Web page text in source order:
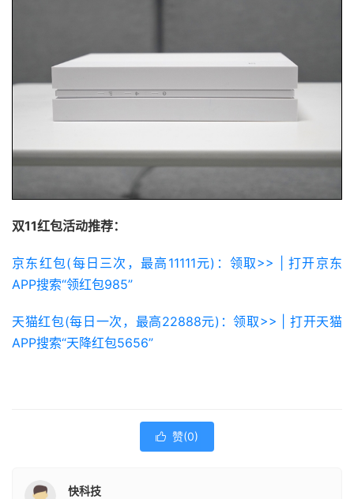
双11红包活动推荐：
京东红包(每日三次，最高11111元)：领取>> | 打开京东
APP搜索“领红包985”
天猫红包(每日一次，最高22888元)：领取>> | 打开天猫
APP搜索“天降红包5656”
 赞(0)
快科技